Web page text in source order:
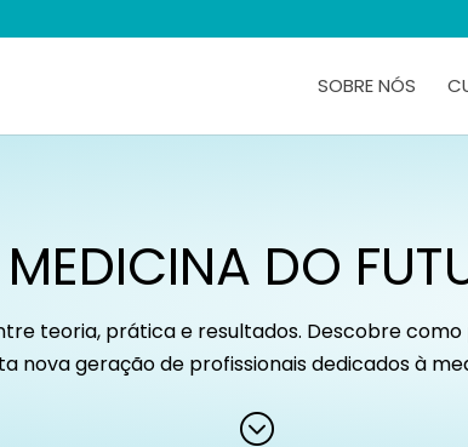
SOBRE NÓS
DO
teoria, prática e resultados. Descobre
nova geração de profissionais dedicados à
;